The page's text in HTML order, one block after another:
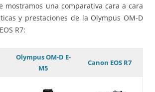
mostramos una comparativa cara a cara
y prestaciones de la Olympus OM-D
R7:
Olympus OM-D E-
M5
Canon EOS R7